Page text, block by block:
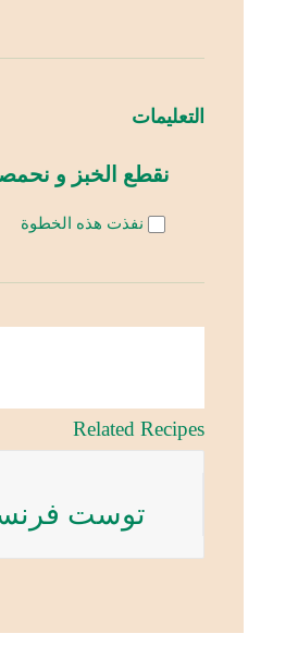
التعليمات
نقطع الخبز و
نفذت هذه الخطوة
Related Recipes
توست